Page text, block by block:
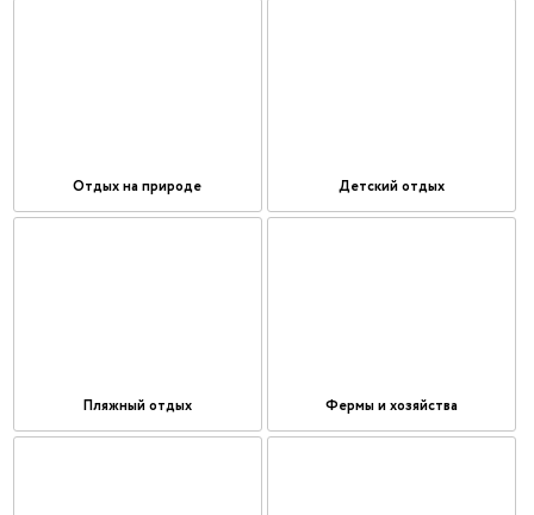
Отдых на природе Детский отдых
Пляжный отдых Фермы и хозяйства